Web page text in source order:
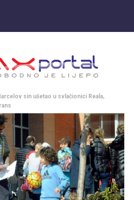
sin ušetao u svlačionici Reala,